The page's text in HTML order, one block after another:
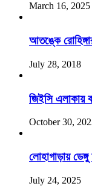
March 16, 2025
আতঙ্কে
July 28, 2018
জিইসি এলাকায়
October 30,
লোহাগাড়ায়
July 24, 2025